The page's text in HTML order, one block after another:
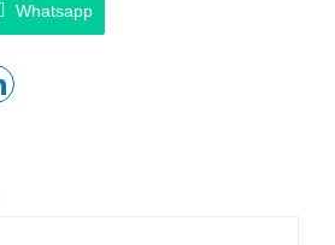
Whatsapp